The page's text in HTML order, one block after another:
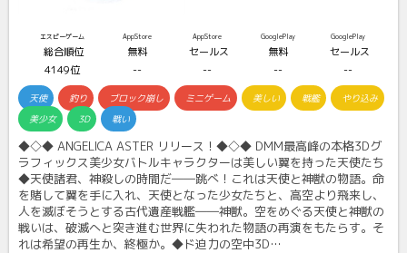
エスピーゲーム
総合順位
4149位
AppStore
無料
--
AppStore
セールス
--
GooglePlay
無料
--
GooglePlay
セールス
--
天使 釣り ブロック崩し ミニゲーム 美しい 戦艦
やり込み
美少女
3D 戦い
◆◇◆ ANGELICA ASTER リリース！◆◇◆ DMM最高峰の本格3Dグ
ラフィックス美少女バトルキャラクターは美しい翼を持った天使たち
◆天使諸君、神殺しの時間だ――跳べ！これは天使と神獣の物語。命
を賭して翼を手に入れ、天使となった少女たちと、高空より飛来し、
人を滅ぼそうとする古代遺産戦艦――神獣。空をめぐる天使と神獣の
戦いは、破滅へと突き進む世界に失われた物語の再演をもたらす。そ
れは希望の再生か、終極か。◆ド迫力の空中3D…